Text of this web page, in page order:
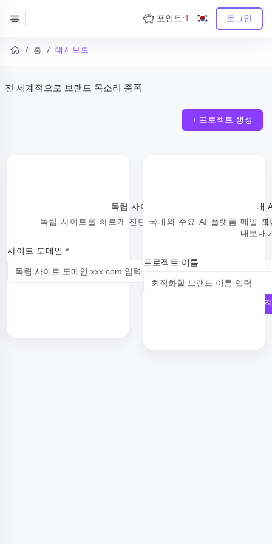
포인트:1 로그인
홈 대시보드
전 세계적으로 브랜드 목소리 증폭
+ 프로젝트 생성
독립 사이트 최적화 시작
독립 사이트를 빠르게 진단하고 SEO, AIO 최적화 제안 제
사이트 도메인 *
SEO 최
내
국내외 주요 AI 플랫폼 매일
내보내
프로젝트 이름